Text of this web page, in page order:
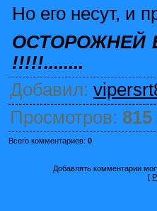
Но его несут, и
ОСТОРОЖНЕЙ
!!!!!........
Добавил:
Просмотров: 815
Всего комментариев: 0
Добавлять комментарии
[